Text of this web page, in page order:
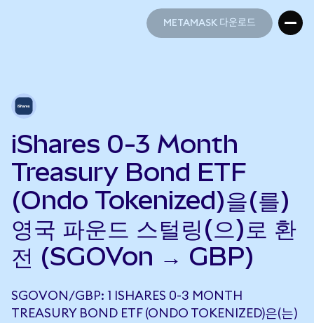
METAMASK 다운로드
iShares 0-3 Month
Treasury Bond ETF
(Ondo Tokenized)을(를)
영국 파운드 스털링(으)로 환
전 (SGOVon → GBP)
SGOVON/GBP: 1 ISHARES 0-3 MONTH
TREASURY BOND ETF (ONDO TOKENIZED)은(는)